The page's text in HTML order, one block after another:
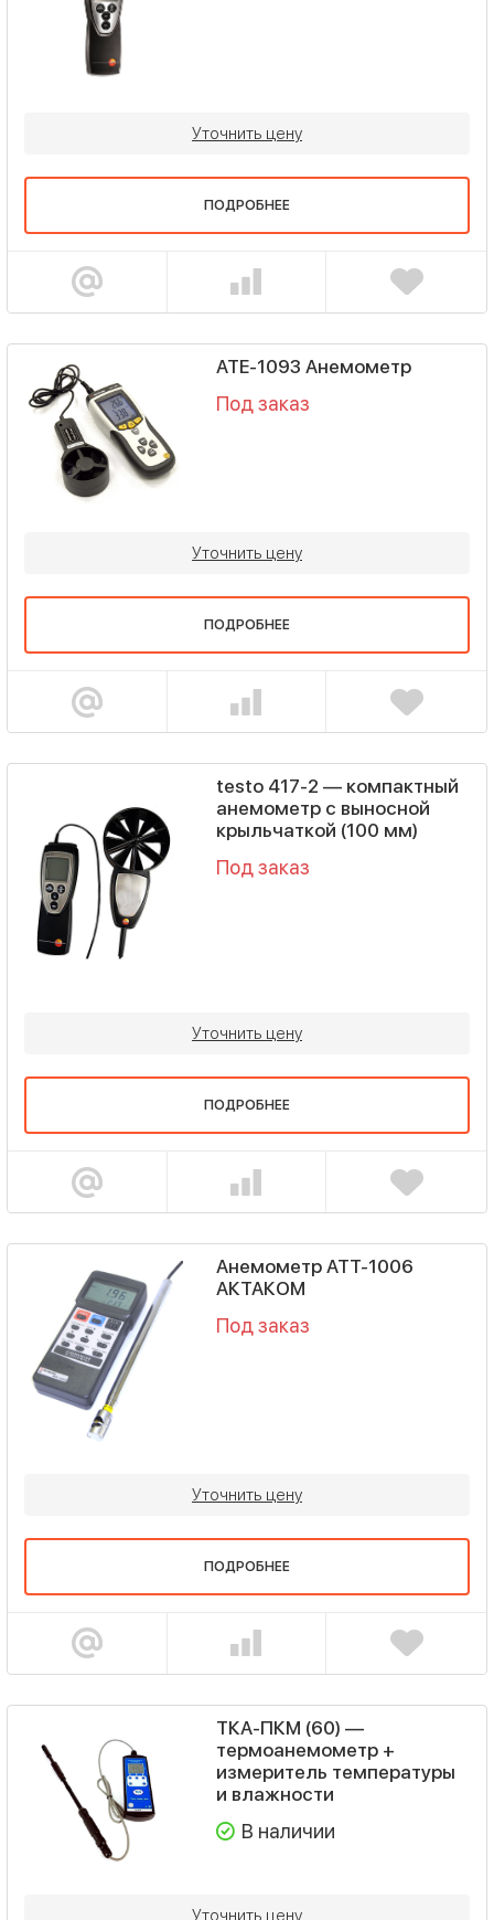
Уточнить цену
ПОДРОБНЕЕ
АТЕ-1093 Анемометр
Под заказ
Уточнить цену
ПОДРОБНЕЕ
testo 417-2 — компактный
анемометр с выносной
крыльчаткой (100 мм)
Под заказ
Уточнить цену
ПОДРОБНЕЕ
Анемометр АТТ-1006
АКТАКОМ
Под заказ
Уточнить цену
ПОДРОБНЕЕ
ТКА-ПКМ (60) —
термоанемометр +
измеритель температуры
и влажности
В наличии
Уточнить цену